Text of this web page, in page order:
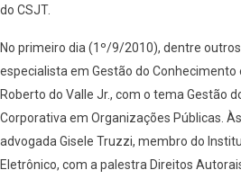
do CSJT.
No primeiro dia (1º/9/2010), dentre
especialista em Gestão do Conhecimento
Roberto do Valle Jr., com o tema Gestão
Corporativa em Organizações Públicas.
advogada Gisele Truzzi, membro do
Eletrônico, com a palestra Direitos